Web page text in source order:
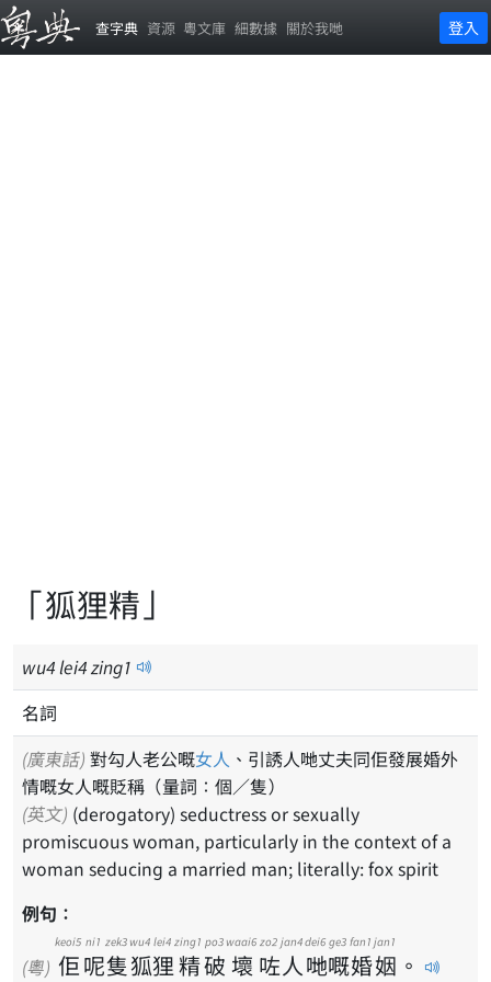
查字典 資源 粵文庫 細數據 關於我哋 登入
「狐狸精」
wu4lei4zing1
名詞
(廣東話) 對勾人老公嘅女人 、引誘人哋丈夫同佢發展婚外
情嘅女人嘅貶稱（量詞：個／隻）
(英文)
promiscuous woman, particularly in the context of a
woman seducing a married man; literally: fox spirit
例句：
(粵) 佢
keoi5
呢
ni1
隻
zek3
狐
wu4
狸
lei4
精
zing1
破
po3
壞
waai6
咗
zo2
人
jan4
哋
dei6
嘅
ge3
婚
fan1
姻
jan1
。